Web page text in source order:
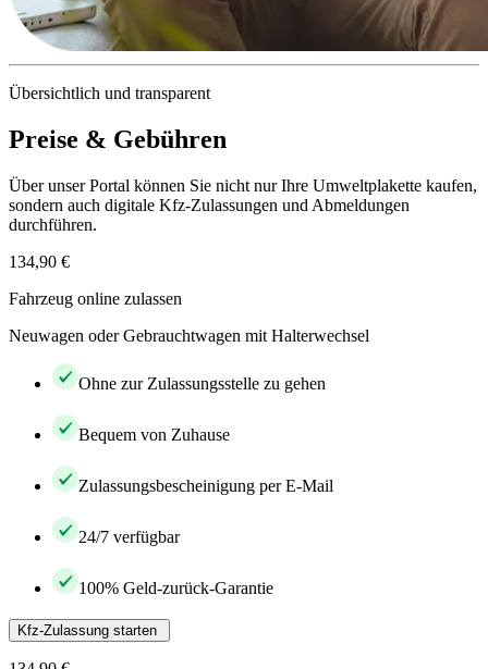
Übersichtlich und transparent
Preise & Gebühren
Über unser Portal können Sie nicht nur Ihre Umweltplakette kaufen,
sondern auch digitale Kfz-Zulassungen und Abmeldungen
durchführen.
134,90 €
Fahrzeug online zulassen
Neuwagen oder Gebrauchtwagen mit Halterwechsel
Ohne zur Zulassungsstelle zu gehen
Bequem von Zuhause
Zulassungsbescheinigung per E-Mail
24/7 verfügbar
100% Geld-zurück-Garantie
Kfz-Zulassung starten